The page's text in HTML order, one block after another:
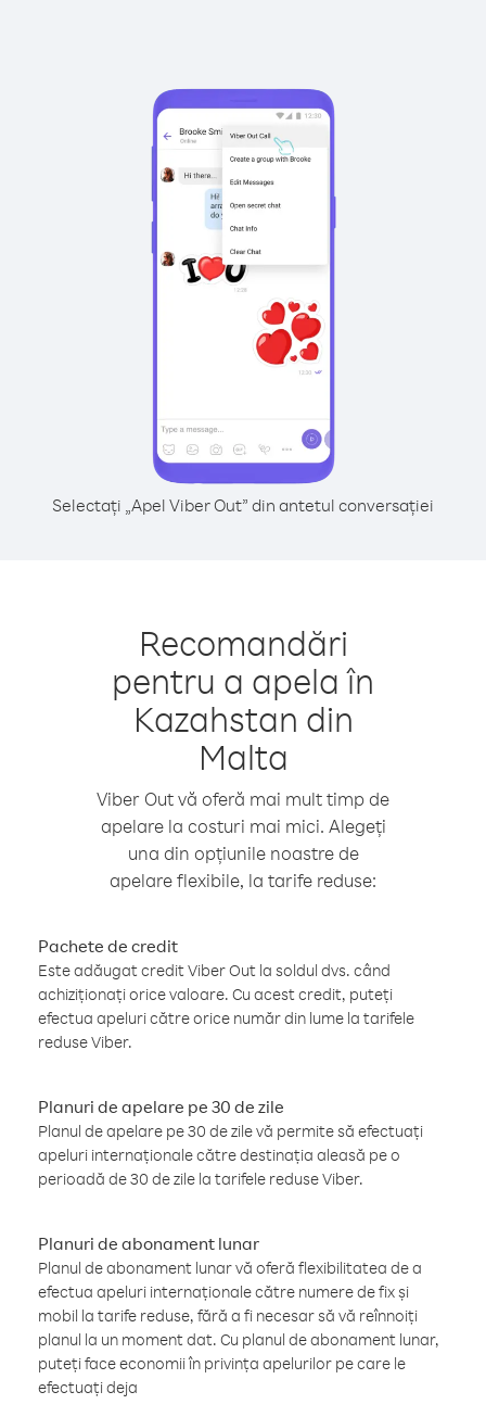
Selectați „Apel Viber Out” din antetul conversației
Recomandări
pentru a apela în
Kazahstan din
Malta
Viber Out vă oferă mai mult timp de
apelare la costuri mai mici. Alegeți
una din opțiunile noastre de
apelare flexibile, la tarife reduse:
Pachete de credit
Este adăugat credit Viber Out la soldul dvs. când
achiziționați orice valoare. Cu acest credit, puteți
efectua apeluri către orice număr din lume la tarifele
reduse Viber.
Planuri de apelare pe 30 de zile
Planul de apelare pe 30 de zile vă permite să efectuați
apeluri internaționale către destinația aleasă pe o
perioadă de 30 de zile la tarifele reduse Viber.
Planuri de abonament lunar
Planul de abonament lunar vă oferă flexibilitatea de a
efectua apeluri internaționale către numere de fix și
mobil la tarife reduse, fără a fi necesar să vă reînnoiți
planul la un moment dat. Cu planul de abonament lunar,
puteți face economii în privința apelurilor pe care le
efectuați deja